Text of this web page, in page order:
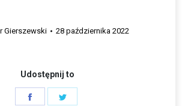
Gierszewski 28 października 2022
Udostępnij to